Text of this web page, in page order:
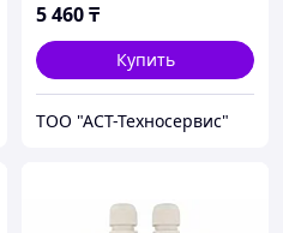
5 460₸
Купить
ТОО "АСТ-Техносервис"